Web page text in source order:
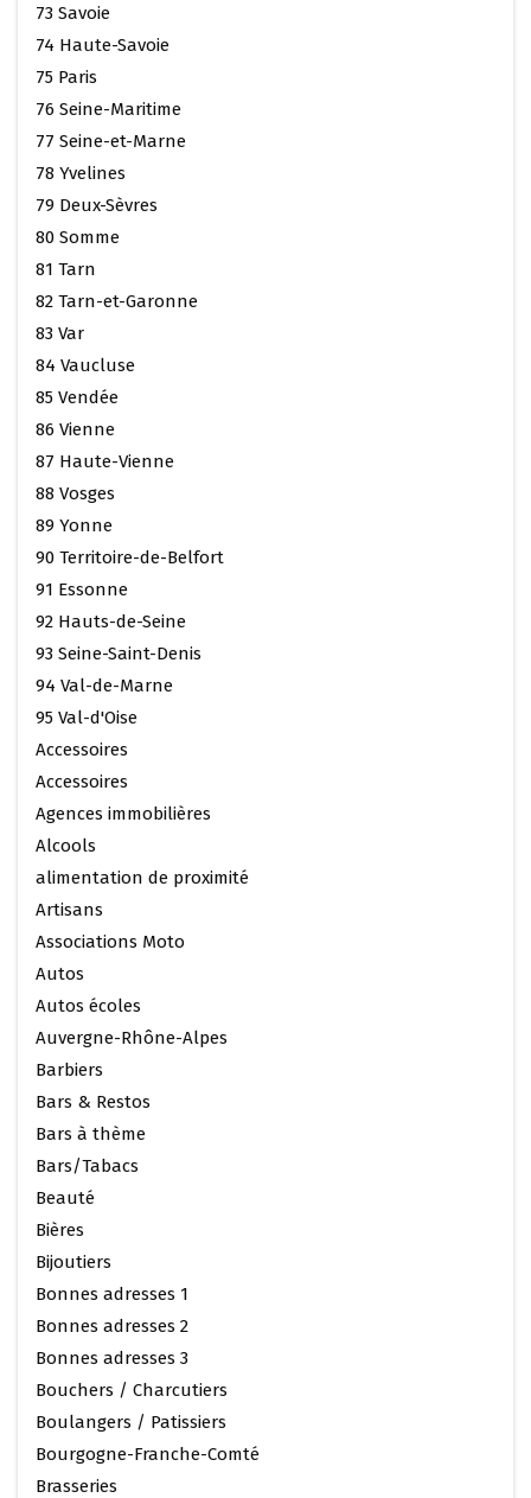
73 Savoie
74 Haute-Savoie
75 Paris
76 Seine-Maritime
77 Seine-et-Marne
78 Yvelines
79 Deux-Sèvres
80 Somme
81 Tarn
82 Tarn-et-Garonne
83 Var
84 Vaucluse
85 Vendée
86 Vienne
87 Haute-Vienne
88 Vosges
89 Yonne
90 Territoire-de-Belfort
91 Essonne
92 Hauts-de-Seine
93 Seine-Saint-Denis
94 Val-de-Marne
95 Val-d'Oise
Accessoires
Accessoires
Agences immobilières
Alcools
alimentation de proximité
Artisans
Associations Moto
Autos
Autos écoles
Auvergne-Rhône-Alpes
Barbiers
Bars & Restos
Bars à thème
Bars/Tabacs
Beauté
Bières
Bijoutiers
Bonnes adresses 1
Bonnes adresses 2
Bonnes adresses 3
Bouchers / Charcutiers
Boulangers / Patissiers
Bourgogne-Franche-Comté
Brasseries